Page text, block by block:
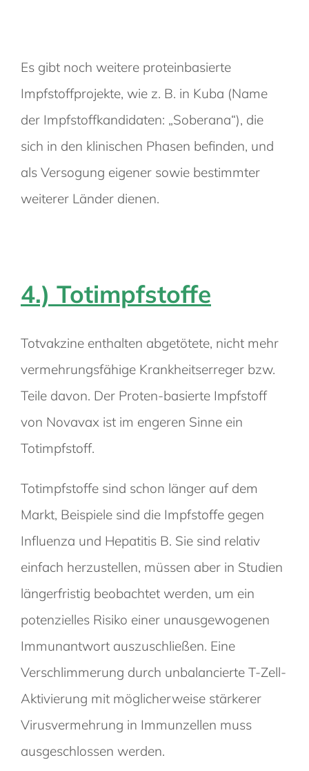
Es gibt noch weitere proteinbasierte
Impfstoffprojekte, wie z. B. in Kuba (Name
der Impfstoffkandidaten: „Soberana“), die
sich in den klinischen Phasen befinden, und
als Versogung eigener sowie bestimmter
weiterer Länder dienen.
4.) Totimpfstoffe
Totvakzine enthalten abgetötete, nicht mehr
vermehrungsfähige Krankheitserreger bzw.
Teile davon. Der Proten-basierte Impfstoff
von Novavax ist im engeren Sinne ein
Totimpfstoff.
Totimpfstoffe sind schon länger auf dem
Markt, Beispiele sind die Impfstoffe gegen
Influenza und Hepatitis B. Sie sind relativ
einfach herzustellen, müssen aber in Studien
längerfristig beobachtet werden, um ein
potenzielles Risiko einer unausgewogenen
Immunantwort auszuschließen. Eine
Verschlimmerung durch unbalancierte T-Zell-
Aktivierung mit möglicherweise stärkerer
Virusvermehrung in Immunzellen muss
ausgeschlossen werden.